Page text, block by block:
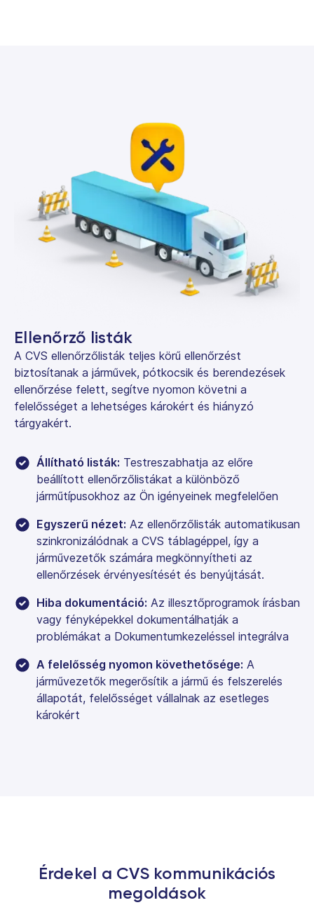
Ellenőrző listák
A CVS ellenőrzőlisták teljes körű ellenőrzést
biztosítanak a járművek, pótkocsik és berendezések
ellenőrzése felett, segítve nyomon követni a
felelősséget a lehetséges károkért és hiányzó
tárgyakért.
Állítható listák: Testreszabhatja az előre
beállított ellenőrzőlistákat a különböző
járműtípusokhoz az Ön igényeinek megfelelően
Egyszerű nézet: Az ellenőrzőlisták automatikusan
szinkronizálódnak a CVS táblagéppel, így a
járművezetők számára megkönnyítheti az
ellenőrzések érvényesítését és benyújtását.
Hiba dokumentáció: Az illesztőprogramok írásban
vagy fényképekkel dokumentálhatják a
problémákat a Dokumentumkezeléssel integrálva
A felelősség nyomon követhetősége: A
járművezetők megerősítik a jármű és felszerelés
állapotát, felelősséget vállalnak az esetleges
károkért
Érdekel a CVS kommunikációs
megoldások